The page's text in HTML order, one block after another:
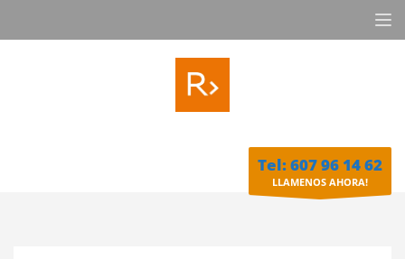
Tel: 607 96 14 62
LLAMENOS AHORA!